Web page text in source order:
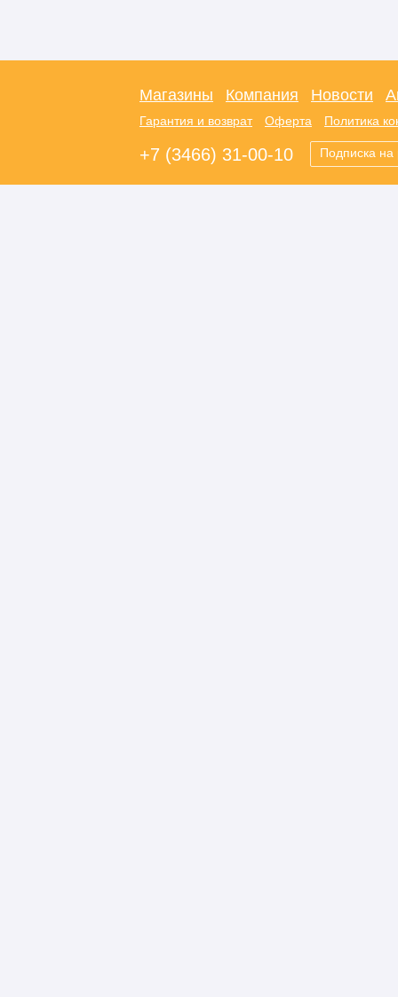
Магазины Компания Новости
Гарантия и возврат Оферта Политика
+7 (3466) 31-00-10 Подписка на